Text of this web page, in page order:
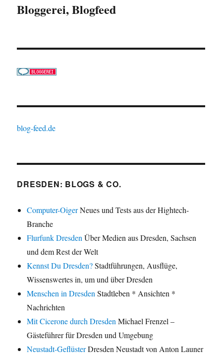
Bloggerei, Blogfeed
blog-feed.de
DRESDEN: BLOGS & CO.
Computer-OigerNeues und Tests aus der Hightech-
Branche
Flurfunk DresdenÜber Medien aus Dresden, Sachsen
und dem Rest der Welt
Kennst Du Dresden?Stadtführungen, Ausflüge,
Wissenswertes in, um und über Dresden
Menschen in DresdenStadtleben * Ansichten *
Nachrichten
Mit Cicerone durch DresdenMichael Frenzel –
Gästeführer für Dresden und Umgebung
Neustadt-GeflüsterDresden Neustadt von Anton Launer